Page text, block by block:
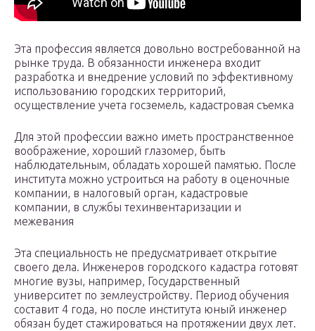
Эта профессия является довольно востребованной на
рынке труда. В обязанности инженера входит
разработка и внедрение условий по эффективному
использованию городских территорий,
осуществление учета госземель, кадастровая съемка
Для этой профессии важно иметь пространственное
воображение, хороший глазомер, быть
наблюдательным, обладать хорошей памятью. После
института можно устроиться на работу в оценочные
компании, в налоговый орган, кадастровые
компании, в службы техинвентаризации и
межевания
Эта специальность не предусматривает открытие
своего дела. Инженеров городского кадастра готовят
многие вузы, например, Государственный
университет по землеустройству. Период обучения
составит 4 года, но после института юный инженер
обязан будет стажироваться на протяжении двух лет.